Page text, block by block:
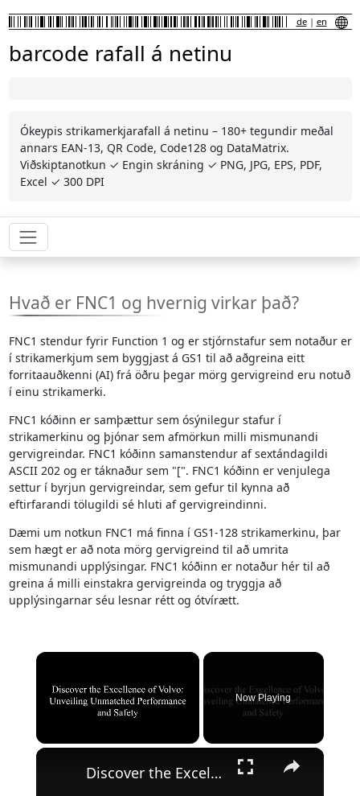
de| en
barcode rafall á netinu
Ókeypis strikamerkjarafall á netinu – 180+ tegundir meðal
annars EAN-13, QR Code, Code128 og DataMatrix.
Viðskiptanotkun ✓ Engin skráning ✓ PNG, JPG, EPS, PDF,
Excel ✓ 300 DPI
Hvað er FNC1 og hvernig virkar það?
FNC1 stendur fyrir Function 1 og er stjórnstafur sem notaður er
í strikamerkjum sem byggjast á GS1 til að aðgreina eitt
forritaauðkenni (AI) frá öðru þegar mörg gervigreind eru notuð
í einu strikamerki.
FNC1 kóðinn er samþættur sem ósýnilegur stafur í
strikamerkinu og þjónar sem afmörkun milli mismunandi
gervigreindar. FNC1 kóðinn samanstendur af sextándagildi
ASCII 202 og er táknaður sem "[". FNC1 kóðinn er venjulega
settur í byrjun gervigreindar, sem gefur til kynna að
eftirfarandi tölugildi sé hluti af gervigreindinni.
Dæmi um notkun FNC1 má finna í GS1-128 strikamerkinu, þar
sem hægt er að nota mörg gervigreind til að umrita
mismunandi upplýsingar. FNC1 kóðinn er notaður hér til að
greina á milli einstakra gervigreinda og tryggja að
upplýsingarnar séu lesnar rétt og ótvírætt.
×
Now Playing
×
Discover the Excellence of Volvo: Unveiling Unmatched Performance and Safety